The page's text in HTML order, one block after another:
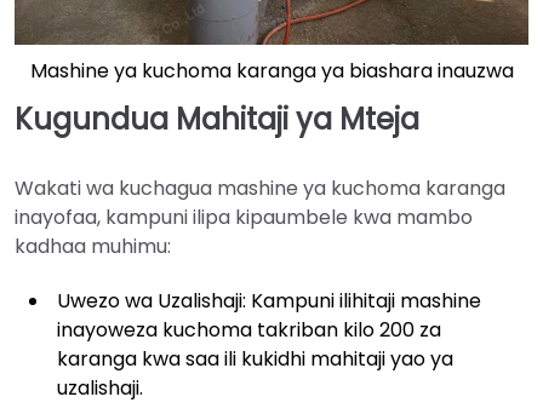
Mashine ya kuchoma karanga ya biashara inauzwa
Kugundua Mahitaji ya Mteja
Wakati wa kuchagua mashine ya kuchoma karanga
inayofaa, kampuni ilipa kipaumbele kwa mambo
kadhaa muhimu:
Uwezo wa Uzalishaji: Kampuni ilihitaji mashine
inayoweza kuchoma takriban kilo 200 za
karanga kwa saa ili kukidhi mahitaji yao ya
uzalishaji.